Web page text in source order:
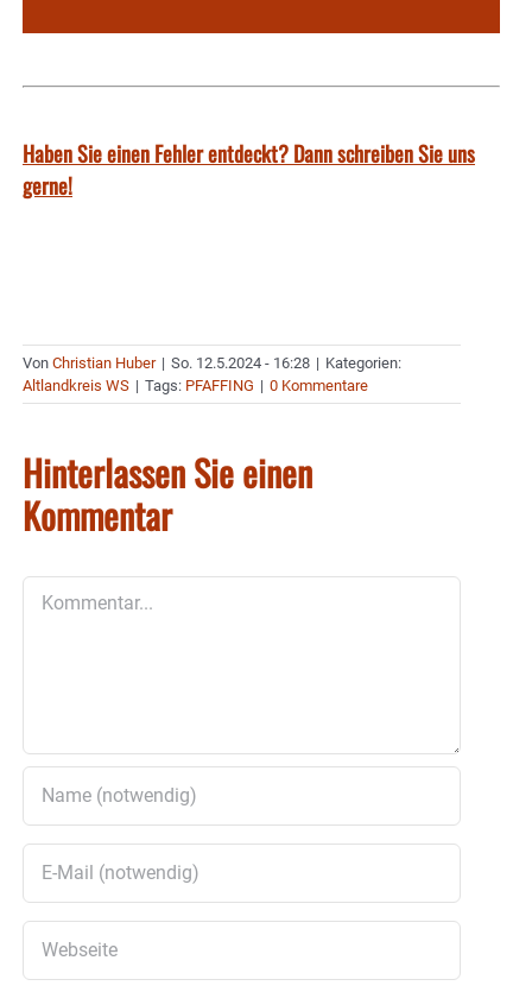
Haben Sie einen Fehler entdeckt? Dann schreiben Sie uns
gerne!
Von Christian Huber | So. 12.5.2024 - 16:28 | Kategorien:
Altlandkreis WS | Tags: PFAFFING | 0 Kommentare
Hinterlassen Sie einen
Kommentar